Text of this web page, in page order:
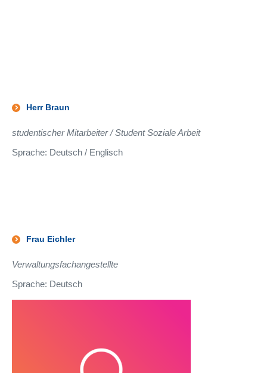
Herr Braun
studentischer Mitarbeiter/ Student Soziale Arbeit
Sprache: Deutsch / Englisch
Frau Eichler
Verwaltungsfachangestellte
Sprache: Deutsch